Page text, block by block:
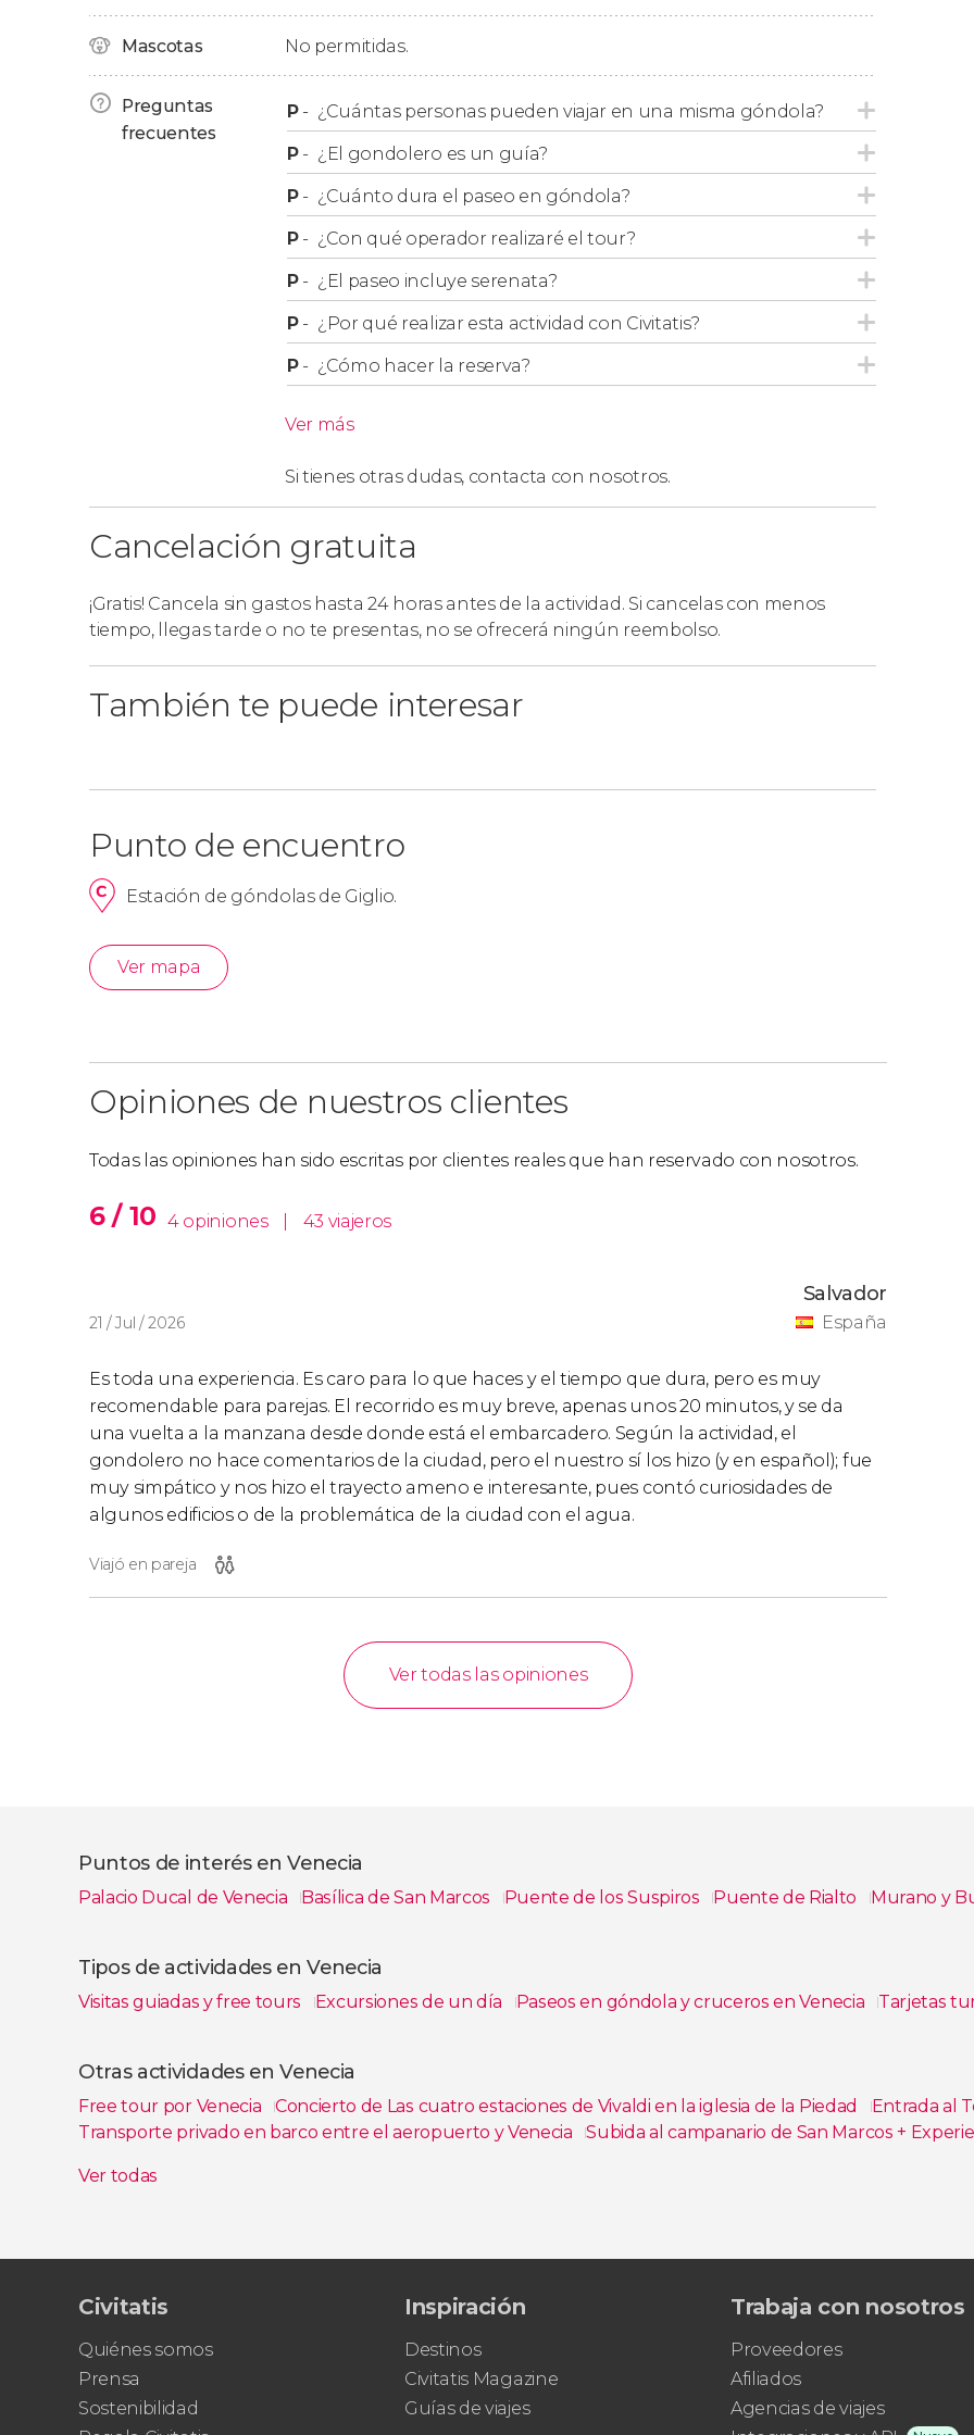
Esta actividad es ideal para parejas, familias o grupos pequeños que buscan vivir una
experiencia única en Venecia. No obstante, debéis tener en cuenta que las góndolas
tienen unacapacidad máxima para 5 personas.
Mascotas No permitidas.
Preguntas
frecuentes
P- ¿Cuántas personas pueden viajar en una misma góndola?
P- ¿El gondolero es un guía?
P- ¿Cuánto dura el paseo en góndola?
P- ¿Con qué operador realizaré el tour?
P- ¿El paseo incluye serenata?
P- ¿Por qué realizar esta actividad con Civitatis?
P- ¿Cómo hacer la reserva?
Ver más
Si tienes otras dudas, contacta con nosotros.
Cancelación gratuita
¡Gratis! Cancela sin gastos hasta 24 horas antes de la actividad. Si cancelas con menos
tiempo, llegas tarde o no te presentas, no se ofrecerá ningún reembolso.
También te puede interesar
Punto de encuentro
Estación de góndolas de Giglio.
Ver mapa
Opiniones de nuestros clientes
Todas las opiniones han sido escritas por clientes reales que han reservado con nosotros.
6 / 10 4 opiniones 43 viajeros
21 / Jul / 2026
Salvador
España
Es toda una experiencia. Es caro para lo que haces y el tiempo que dura, pero es muy
recomendable para parejas. El recorrido es muy breve, apenas unos 20 minutos, y se da
una vuelta a la manzana desde donde está el embarcadero. Según la actividad, el
gondolero no hace comentarios de la ciudad, pero el nuestro sí los hizo (y en español); fue
muy simpático y nos hizo el trayecto ameno e interesante, pues contó curiosidades de
algunos edificios o de la problemática de la ciudad con el agua.
Viajó en pareja
Ver todas las opiniones
Puntos de interés en Venecia
Palacio Ducal de Venecia Basílica de San Marcos Puente de los Suspiros Puente de Rialto Murano y
Tipos de actividades en Venecia
Visitas guiadas y free tours Excursiones de un día Paseos en góndola y cruceros en Venecia Tarjetas
Otras actividades en Venecia
Free tour por Venecia Concierto de Las cuatro estaciones de Vivaldi en la iglesia de la Piedad Entrada al
Transporte privado en barco entre el aeropuerto y Venecia
Subida al campanario de San Marcos +
Barco entre la estación de Santa Lucía y la plaza de San Marcos
Ver todas
Civitatis
Quiénes somos
Prensa
Sostenibilidad
Inspiración
Destinos
Civitatis Magazine
Guías de viajes
Trabaja con nosotros
Proveedores
Afiliados
Agencias de viajes